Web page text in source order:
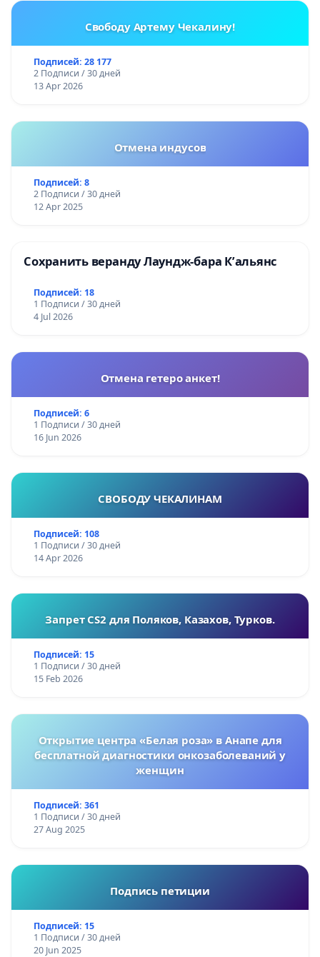
Свободу Артему Чекалину!
Подписей: 28 177
2 Подписи / 30 дней
13 Apr 2026
Отмена индусов
Подписей: 8
2 Подписи / 30 дней
12 Apr 2025
Сохранить веранду Лаундж-бара К’альянс
Подписей: 18
1 Подписи / 30 дней
4 Jul 2026
Отмена гетеро анкет!
Подписей: 6
1 Подписи / 30 дней
16 Jun 2026
СВОБОДУ ЧЕКАЛИНАМ
Подписей: 108
1 Подписи / 30 дней
14 Apr 2026
Запрет CS2 для Поляков, Казахов, Турков.
Подписей: 15
1 Подписи / 30 дней
15 Feb 2026
Открытие центра «Белая роза» в Анапе для
бесплатной диагностики онкозаболеваний у
женщин
Подписей: 361
1 Подписи / 30 дней
27 Aug 2025
Подпись петиции
Подписей: 15
1 Подписи / 30 дней
20 Jun 2025